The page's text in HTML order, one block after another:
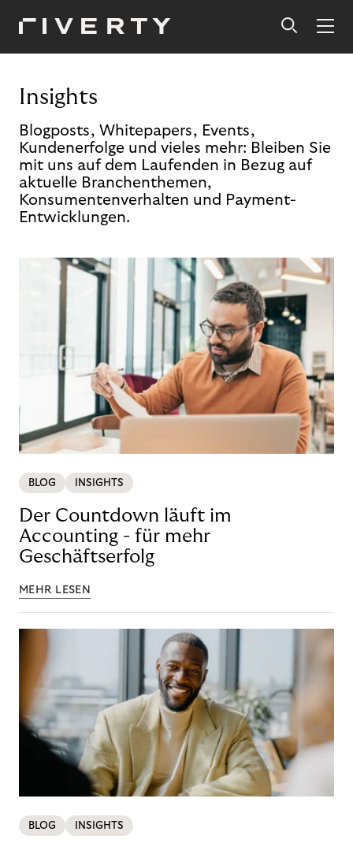
Insights
Blogposts, Whitepapers, Events,
Kundenerfolge und vieles mehr: Bleiben Sie
mit uns auf dem Laufenden in Bezug auf
aktuelle Branchenthemen,
Konsumentenverhalten und Payment-
Entwicklungen.
BLOG INSIGHTS
Der Countdown läuft im
Accounting - für mehr
Geschäftserfolg
MEHR LESEN
BLOG INSIGHTS